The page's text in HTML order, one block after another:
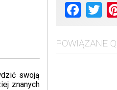
swoją
znanych
Facebook
POWIĄZANE